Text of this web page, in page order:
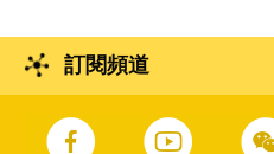
訂閱頻道